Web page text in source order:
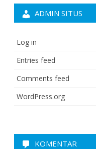
ADMIN SITUS
Log in
Entries feed
Comments feed
WordPress.org
KOMENTAR